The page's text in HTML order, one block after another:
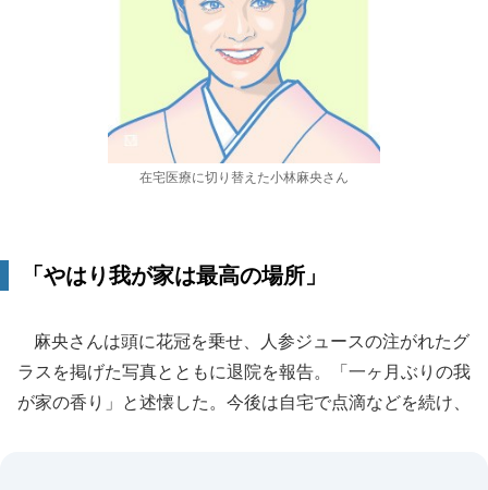
在宅医療に切り替えた小林麻央さん
「やはり我が家は最高の場所」
麻央さんは頭に花冠を乗せ、人参ジュースの注がれたグ
ラスを掲げた写真とともに退院を報告。「一ヶ月ぶりの我
が家の香り」と述懐した。今後は自宅で点滴などを続け、